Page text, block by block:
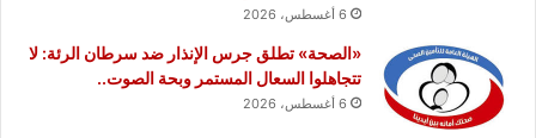
6 أغسطس، 2026
«الصحة» تطلق جرس الإنذار ضد سرطان الرئة: لا
تتجاهلوا السعال المستمر وبحة الصوت..
6 أغسطس، 2026